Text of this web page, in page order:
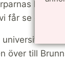
får se en
över till